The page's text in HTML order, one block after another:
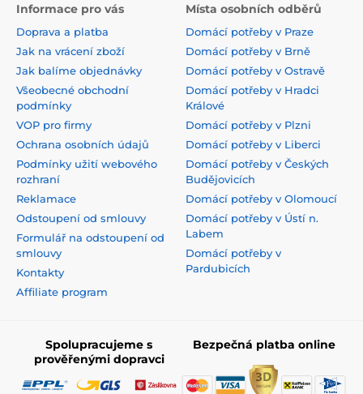
Informace pro vás
Doprava a platba
Jak na vrácení zboží
Jak balíme objednávky
Všeobecné obchodní
podmínky
VOP pro firmy
Ochrana osobních údajů
Podmínky užití webového
rozhraní
Reklamace
Odstoupení od smlouvy
Formulář na odstoupení od
smlouvy
Kontakty
Affiliate program
Místa osobních odběrů
Domácí potřeby v Praze
Domácí potřeby v Brně
Domácí potřeby v Ostravě
Domácí potřeby v Hradci
Králové
Domácí potřeby v Plzni
Domácí potřeby v Liberci
Domácí potřeby v Českých
Budějovicích
Domácí potřeby v Olomoucí
Domácí potřeby v Ústí n.
Labem
Domácí potřeby v
Pardubicích
Spolupracujeme s
prověřenými dopravci
Bezpečná platba online